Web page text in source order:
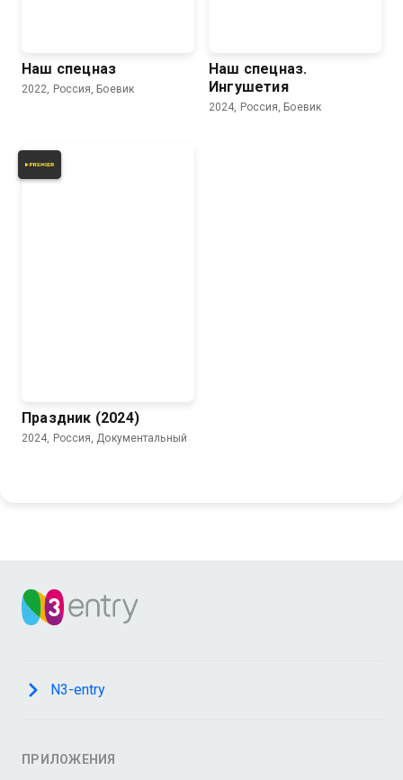
Наш спецназ
2022, Россия, Боевик
Наш спецназ.
Ингушетия
2024, Россия, Боевик
Праздник (2024)
2024, Россия, Документальный
N3-entry
ПРИЛОЖЕНИЯ